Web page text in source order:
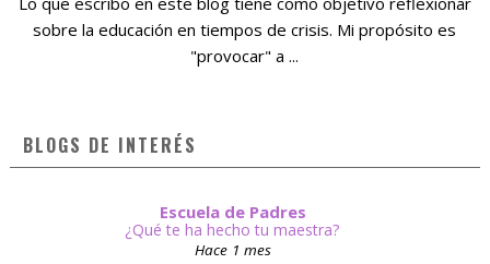
sobre la educación en tiempos de crisis. Mi propósito es
"provocar" a ...
BLOGS DE INTERÉS
Escuela de Padres
¿Qué te ha hecho tu maestra?
Hace 1 mes